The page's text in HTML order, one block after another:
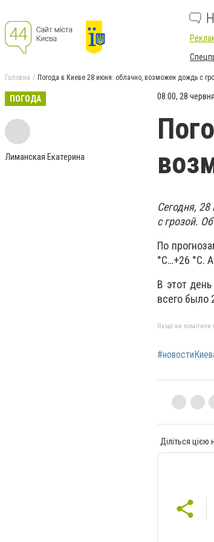
Головна Погода в Киеве 28 июня: облачно, возможен дождь с
ПОГОДА
Лиманская Екатерина
08:00, 28
Сегодня,
с грозой.
По
°C…+26 °C.
В этот
всего было
Якщо ви помітили
Діліться цією